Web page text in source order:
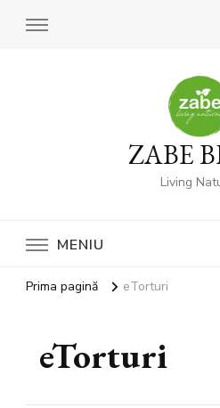
ZABE
Living
MENIU
Prima pagină eTorturi
eTorturi